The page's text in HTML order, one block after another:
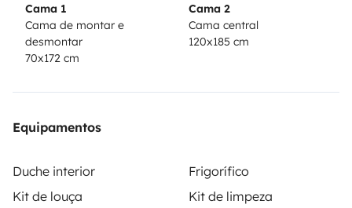
Cama 1
Cama de montar e
desmontar
70x172 cm
Cama 2
Cama central
120x185 cm
Equipamentos
Duche interior
Frigorífico
Kit de louça
Kit de limpeza